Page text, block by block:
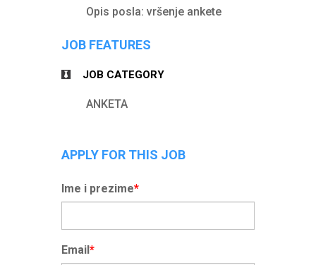
Opis posla: vršenje ankete
JOB FEATURES
JOB CATEGORY
ANKETA
APPLY FOR THIS JOB
Ime i prezime*
Email*